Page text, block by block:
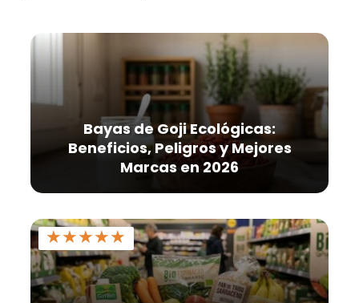
Bayas de Goji Ecológicas:
Beneficios, Peligros y Mejores
Marcas en 2026
★★★★★